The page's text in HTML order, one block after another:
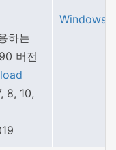
하는
버전
8, 10,
Windows